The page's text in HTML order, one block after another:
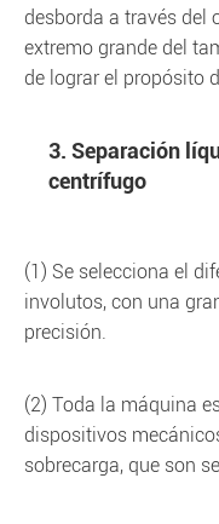
desborda a través del
extremo grande del
de lograr el propósito
3. Separación
centrífugo
(1) Se selecciona el
involutos, con una
precisión.
(2) Toda la máquina
dispositivos
sobrecarga, que son